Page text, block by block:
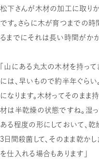
松下さんが木材の加工に取り
です。さらに木が育つまでの
るまでにそれは長い時間がかか
「山にある丸太の木材を持っ
には、早いもので約半年ぐらい
になります。木材ってそのまま
材は半乾燥の状態ですね。湿
ある程度の形にしておいて、
3日間殺菌して、そのまま乾か
を仕入れる場合もあります」